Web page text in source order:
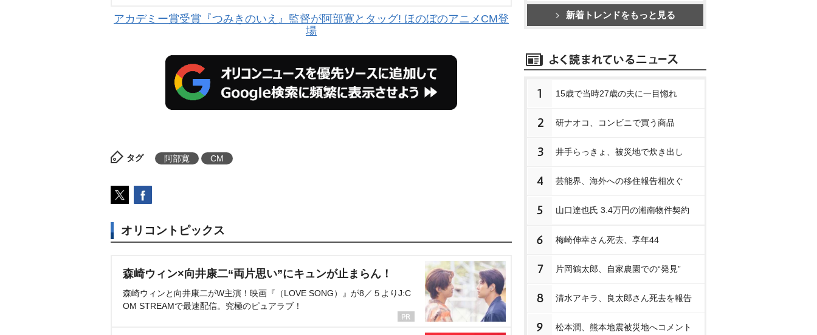
アカデミー賞受賞『つみきのいえ』監督が阿部寛とタッグ! ほのぼのアニメCM登
場
タグ 阿部寛 CM
オリコントピックス
森崎ウィン×向井康二“両片思い”にキュンが止まらん！
森崎ウィンと向井康二がW主演！映画『（LOVE SONG）』が8／５よりJ:C
OM STREAMで最速配信。究極のピュアラブ！
新着トレンドをもっと見る
1 15歳で当時27歳の夫に一目惚れ
2 研ナオコ、コンビニで買う商品
3 井手らっきょ、被災地で炊き出し
4 芸能界、海外への移住報告相次ぐ
5 山口達也氏 3.4万円の湘南物件契約
6 梅崎伸幸さん死去、享年44
7 片岡鶴太郎、自家農園での“発見”
8 清水アキラ、良太郎さん死去を報告
9 松本潤、熊本地震被災地へコメント